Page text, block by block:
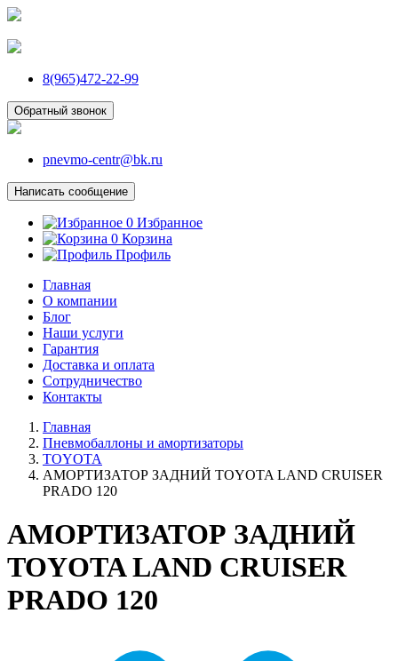
8(965)472-22-99
Обратный звонок
pnevmo-centr@bk.ru
Написать сообщение
0 Избранное
0 Корзина
Профиль
Главная
О компании
Блог
Наши услуги
Гарантия
Доставка и оплата
Сотрудничество
Контакты
Главная
Пневмобаллоны и амортизаторы
TOYOTA
АМОРТИЗАТОР ЗАДНИЙ TOYOTA LAND CRUISER
PRADO 120
АМОРТИЗАТОР ЗАДНИЙ
TOYOTA LAND CRUISER
PRADO 120